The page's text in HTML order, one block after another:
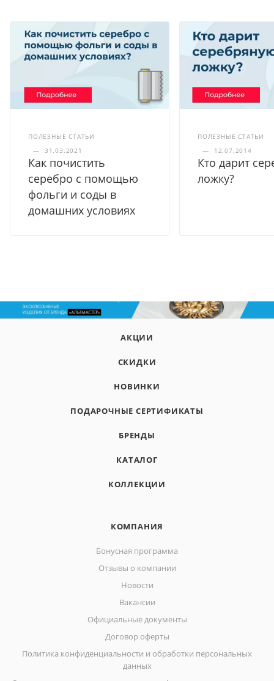
ПОЛЕЗНЫЕ СТАТЬИ
—
31.03.2021
Как почистить
серебро с помощью
фольги и соды в
домашних условиях
ПОЛЕЗНЫЕ СТАТЬИ
—
12.07.2014
Кто дарит
ложку?
АКЦИИ
СКИДКИ
НОВИНКИ
ПОДАРОЧНЫЕ СЕРТИФИКАТЫ
БРЕНДЫ
КАТАЛОГ
КОЛЛЕКЦИИ
КОМПАНИЯ
Бонусная программа
Отзывы о компании
Новости
Вакансии
Официальные документы
Договор оферты
Политика конфиденциальности и обработки персональных
данных